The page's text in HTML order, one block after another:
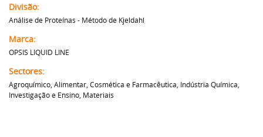
Divisão:
Análise de Proteínas - Método de Kjeldahl
Marca:
OPSIS LIQUID LINE
Sectores:
Agroquímico, Alimentar, Cosmética e Farmacêutica, Indústria Química,
Investigação e Ensino, Materiais